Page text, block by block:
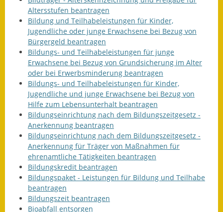
Altersstufen beantragen
Bildung und Teilhabeleistungen für Kinder,
Jugendliche oder junge Erwachsene bei Bezug von
Bürgergeld beantragen
Bildungs- und Teilhabeleistungen für junge
Erwachsene bei Bezug von Grundsicherung im Alter
oder bei Erwerbsminderung beantragen
Bildungs- und Teilhabeleistungen für Kinder,
Jugendliche und junge Erwachsene bei Bezug von
Hilfe zum Lebensunterhalt beantragen
Bildungseinrichtung nach dem Bildungszeitgesetz -
Anerkennung beantragen
Bildungseinrichtung nach dem Bildungszeitgesetz -
Anerkennung für Träger von Maßnahmen für
ehrenamtliche Tätigkeiten beantragen
Bildungskredit beantragen
Bildungspaket - Leistungen für Bildung und Teilhabe
beantragen
Bildungszeit beantragen
Bioabfall entsorgen